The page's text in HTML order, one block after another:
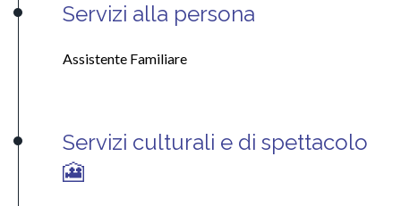
Servizi alla persona
Assistente Familiare
Servizi culturali e di spettacolo
🎦